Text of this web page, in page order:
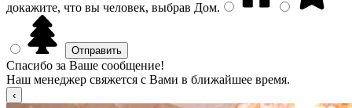
докажите, что вы человек, выбрав Дом.
Спасибо за Ваше сообщение!
Наш менеджер свяжется с Вами в ближайшее время.